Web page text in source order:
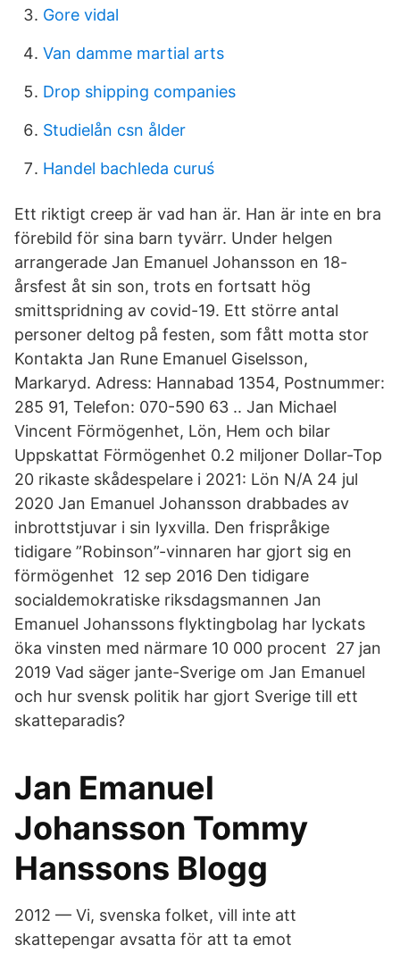
Gore vidal
Van damme martial arts
Drop shipping companies
Studielån csn ålder
Handel bachleda curuś
Ett riktigt creep är vad han är. Han är inte en bra
förebild för sina barn tyvärr. Under helgen
arrangerade Jan Emanuel Johansson en 18-
årsfest åt sin son, trots en fortsatt hög
smittspridning av covid-19. Ett större antal
personer deltog på festen, som fått motta stor
Kontakta Jan Rune Emanuel Giselsson,
Markaryd. Adress: Hannabad 1354, Postnummer:
285 91, Telefon: 070-590 63 .. Jan Michael
Vincent Förmögenhet, Lön, Hem och bilar
Uppskattat Förmögenhet 0.2 miljoner Dollar-Top
20 rikaste skådespelare i 2021: Lön N/A 24 jul
2020 Jan Emanuel Johansson drabbades av
inbrottstjuvar i sin lyxvilla. Den frispråkige
tidigare ”Robinson”-vinnaren har gjort sig en
förmögenhet 12 sep 2016 Den tidigare
socialdemokratiske riksdagsmannen Jan
Emanuel Johanssons flyktingbolag har lyckats
öka vinsten med närmare 10 000 procent 27 jan
2019 Vad säger jante-Sverige om Jan Emanuel
och hur svensk politik har gjort Sverige till ett
skatteparadis?
Jan Emanuel
Johansson Tommy
Hanssons Blogg
2012 — Vi, svenska folket, vill inte att
skattepengar avsatta för att ta emot